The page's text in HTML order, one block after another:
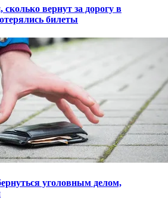
вернут за дорогу в
билеты
уголовным делом,